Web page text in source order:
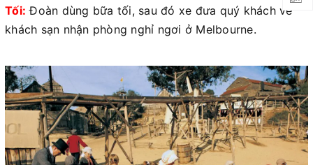
Tối: Đoàn dùng bữa tối, sau đó xe đưa quý khách về
khách sạn nhận phòng nghỉ ngơi ở Melbourne.